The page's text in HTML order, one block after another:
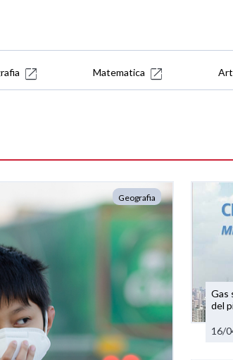
Matematica
Geografia
Gas
del
16/